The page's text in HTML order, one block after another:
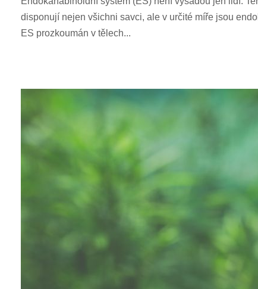
disponují nejen všichni savci, ale v určité míře jsou
ES prozkoumán v tělech...